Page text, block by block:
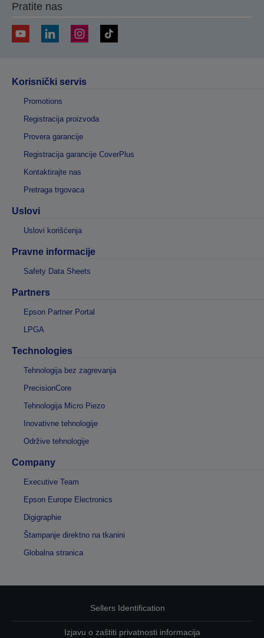
Pratite nas
Korisnički servis
Promotions
Registracija proizvoda
Provera garancije
Registracija garancije CoverPlus
Kontaktirajte nas
Pretraga trgovaca
Uslovi
Uslovi korišćenja
Pravne informacije
Safety Data Sheets
Partners
Epson Partner Portal
LPGA
Technologies
Tehnologija bez zagrevanja
PrecisionCore
Tehnologija Micro Piezo
Inovativne tehnologije
Održive tehnologije
Company
Executive Team
Epson Europe Electronics
Digigraphie
Štampanje direktno na tkanini
Globalna stranica
Sellers Identification
Izjavu o zaštiti privatnosti informacija